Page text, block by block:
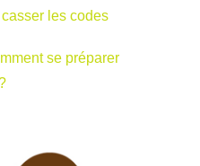
les codes
se préparer